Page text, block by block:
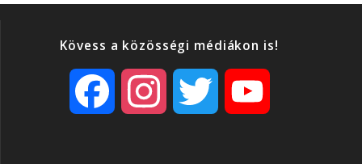
Kövess a közösségi médiákon is!